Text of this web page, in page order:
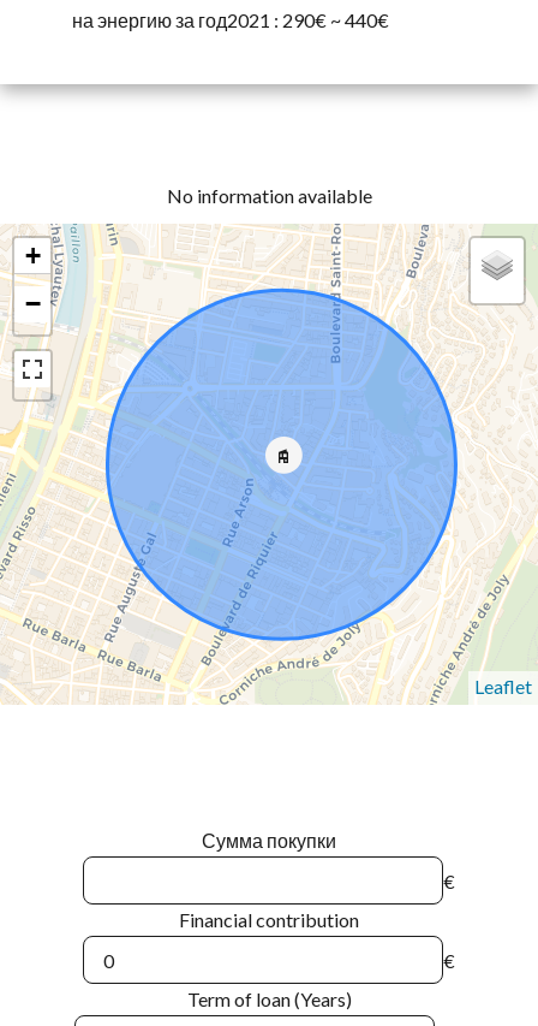
на энергию за год2021 : 290€ ~ 440€
No information available
+
−
Leaflet
Сумма покупки
€
Financial contribution
€
Term of loan (Years)